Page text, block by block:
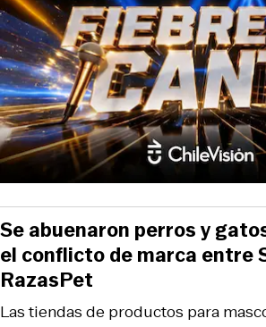
Las tiendas de productos para
Se abuenaron perros y
el conflicto de marca entre
RazasPet